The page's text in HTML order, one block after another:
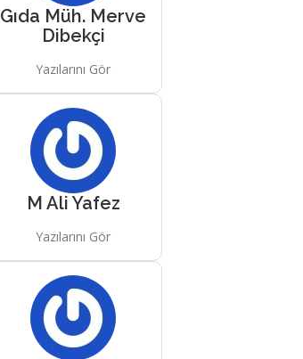
Gıda Müh. Merve
Dibekçi
Yazılarını Gör
M Ali Yafez
Yazılarını Gör